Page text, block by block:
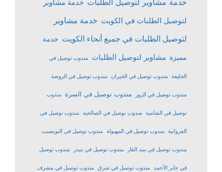
خدمة مشاوير لتوصيل الطلبات خدمة مشاوير
لتوصيل الطلبات في الكويت خدمة مشاوير
لتوصيل الطلبات في جميع أنحاء الكويت خدمة
مميزة مشاوير لتوصيل الطلبات مندوب توصيل في
الجليعة مندوب توصيل في الخيران مندوب توصيل في الروضة
مندوب توصيل في الزور مندوب توصيل في السرة مندوب
توصيل في الشامية مندوب توصيل في الصالحية مندوب توصيل في
الفروانية مندوب توصيل في المهبولة مندوب توصيل في النويصيب
مندوب توصيل في بنيد القار مندوب توصيل في بنيدر مندوب توصيل
في جابر الأحمد مندوب توصيل في شرق مندوب توصيل في مشرف